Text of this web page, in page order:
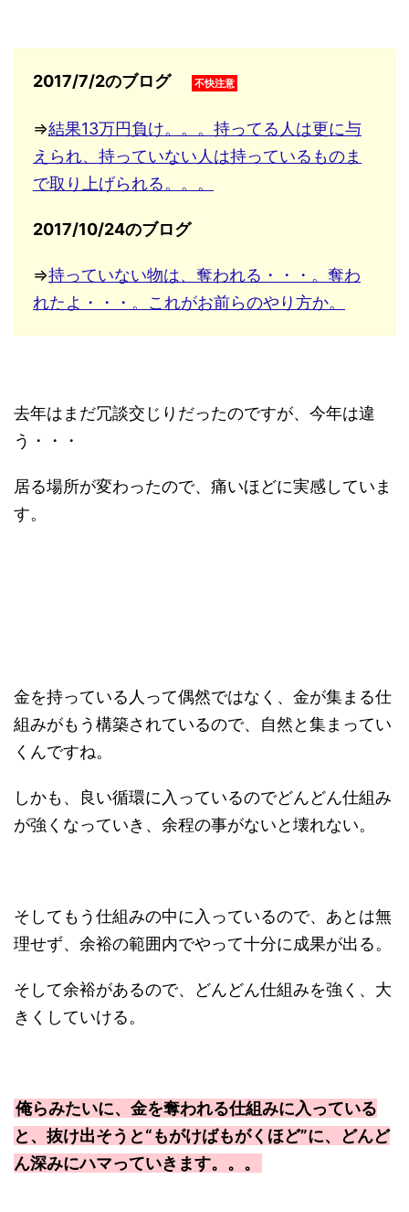
2017/7/2のブログ 不快注意
⇒結果13万円負け。。。持ってる人は更に与
えられ、持っていない人は持っているものま
で取り上げられる。。。
2017/10/24のブログ
⇒持っていない物は、奪われる・・・。奪わ
れたよ・・・。これがお前らのやり方か。
去年はまだ冗談交じりだったのですが、今年は違
う・・・
居る場所が変わったので、痛いほどに実感していま
す。
金を持っている人って偶然ではなく、金が集まる仕
組みがもう構築されているので、自然と集まってい
くんですね。
しかも、良い循環に入っているのでどんどん仕組み
が強くなっていき、余程の事がないと壊れない。
そしてもう仕組みの中に入っているので、あとは無
理せず、余裕の範囲内でやって十分に成果が出る。
そして余裕があるので、どんどん仕組みを強く、大
きくしていける。
俺らみたいに、金を奪われる仕組みに入っている
と、抜け出そうと“もがけばもがくほど”に、どんど
ん深みにハマっていきます。。。